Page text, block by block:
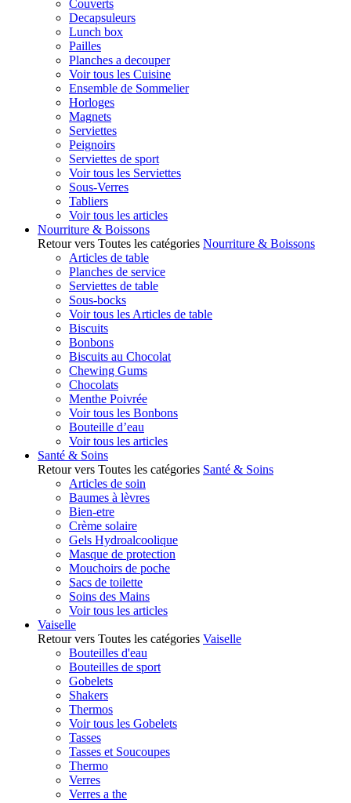
Couverts
Decapsuleurs
Lunch box
Pailles
Planches a decouper
Voir tous les Cuisine
Ensemble de Sommelier
Horloges
Magnets
Serviettes
Peignoirs
Serviettes de sport
Voir tous les Serviettes
Sous-Verres
Tabliers
Voir tous les articles
Nourriture & Boissons
Retour vers Toutes les catégories Nourriture & Boissons
Articles de table
Planches de service
Serviettes de table
Sous-bocks
Voir tous les Articles de table
Biscuits
Bonbons
Biscuits au Chocolat
Chewing Gums
Chocolats
Menthe Poivrée
Voir tous les Bonbons
Bouteille d’eau
Voir tous les articles
Santé & Soins
Retour vers Toutes les catégories Santé & Soins
Articles de soin
Baumes à lèvres
Bien-etre
Crème solaire
Gels Hydroalcoolique
Masque de protection
Mouchoirs de poche
Sacs de toilette
Soins des Mains
Voir tous les articles
Vaiselle
Retour vers Toutes les catégories Vaiselle
Bouteilles d'eau
Bouteilles de sport
Gobelets
Shakers
Thermos
Voir tous les Gobelets
Tasses
Tasses et Soucoupes
Thermo
Verres
Verres a the